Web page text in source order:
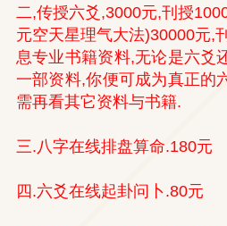
二,传授六爻,3000元,刊授
元空天星理气大法)30000元,
息专业书籍资料,无论是六爻
一部资料,你便可成为真正的
需再看其它资料与书籍.
三.八字在线排盘算命.180元
四.六爻在线起卦问卜.80元